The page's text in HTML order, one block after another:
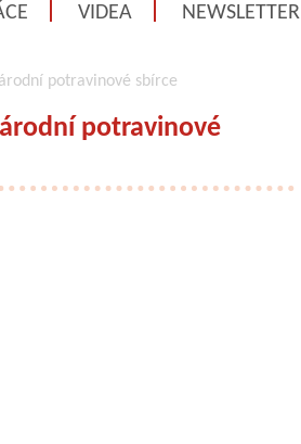
VIDEA NEWSLETTER
potravinové sbírce
potravinové